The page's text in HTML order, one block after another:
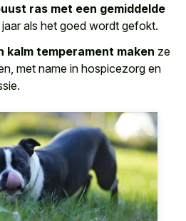
ras met een gemiddelde
als het goed wordt gefokt.
kalm temperament maken ze
met name in hospicezorg en